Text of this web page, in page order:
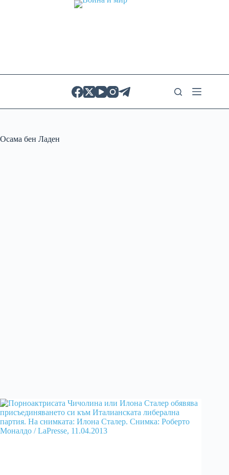
Осама бен Ладен